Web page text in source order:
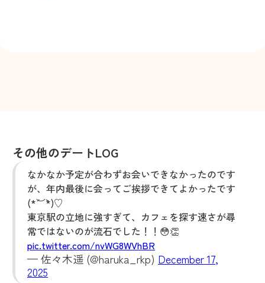
その他のデートLOG
なかなか予定が合わずお会いできなかったのです
が、年内最後に会ってご挨拶できてよかったです
(*´︶`*)♡
東京駅の立地に強すぎて、カフェを探す速さが尋
常ではないのが流石でした！！😳👏
pic.twitter.com/nvWG8WVhBR
— 佐々木遥 (@haruka_rkp) December 17,
2025